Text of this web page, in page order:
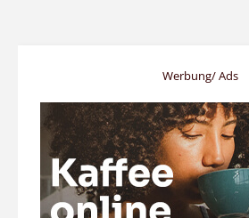
Werbung/ Ads